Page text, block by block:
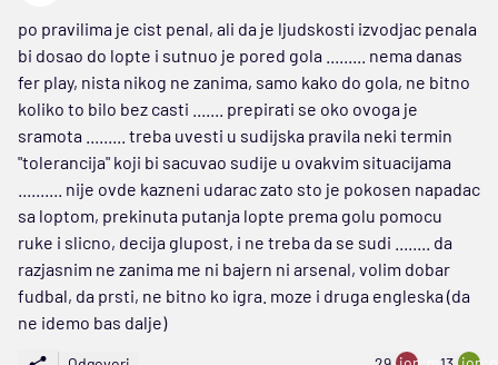
po pravilima je cist penal, ali da je ljudskosti izvodjac penala
bi dosao do lopte i sutnuo je pored gola ......... nema danas
fer play, nista nikog ne zanima, samo kako do gola, ne bitno
koliko to bilo bez casti ....... prepirati se oko ovoga je
sramota ......... treba uvesti u sudijska pravila neki termin
"tolerancija" koji bi sacuvao sudije u ovakvim situacijama
.......... nije ovde kazneni udarac zato sto je pokosen napadac
sa loptom, prekinuta putanja lopte prema golu pomocu
ruke i slicno, decija glupost, i ne treba da se sudi ........ da
razjasnim ne zanima me ni bajern ni arsenal, volim dobar
fudbal, da prsti, ne bitno ko igra. moze i druga engleska (da
ne idemo bas dalje)